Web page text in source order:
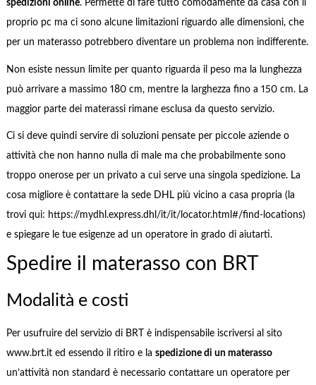
spedizioni online. Permette di fare tutto comodamente da casa con il
proprio pc ma ci sono alcune limitazioni riguardo alle dimensioni, che
per un materasso potrebbero diventare un problema non indifferente.
Non esiste nessun limite per quanto riguarda il peso ma la lunghezza
può arrivare a massimo 180 cm, mentre la larghezza fino a 150 cm. La
maggior parte dei materassi rimane esclusa da questo servizio.
Ci si deve quindi servire di soluzioni pensate per piccole aziende o
attività che non hanno nulla di male ma che probabilmente sono
troppo onerose per un privato a cui serve una singola spedizione. La
cosa migliore è contattare la sede DHL più vicino a casa propria (la
trovi qui: https://mydhl.express.dhl/it/it/locator.html#/find-locations)
e spiegare le tue esigenze ad un operatore in grado di aiutarti.
Spedire il materasso con BRT
Modalità e costi
Per usufruire del servizio di BRT è indispensabile iscriversi al sito
www.brt.it ed essendo il ritiro e la spedizione di un materasso
un’attività non standard è necessario contattare un operatore per